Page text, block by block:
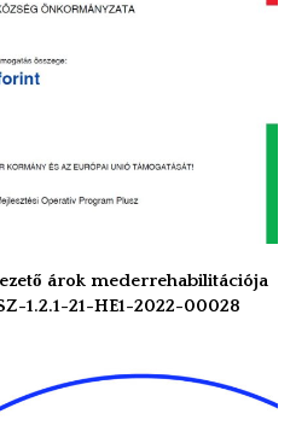
árok mederrehabilitációja
1.2.1-21-HE1-2022-00028